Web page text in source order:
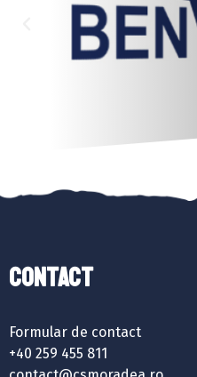
Contact
Formular de contact
+40 259 455 811